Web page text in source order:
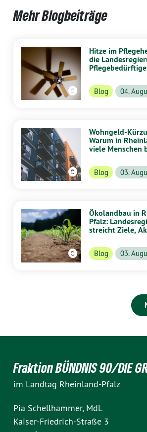
Mehr Blogbeiträge
Hitze im
die
Blog 04.
Wohngeld-
Warum in
viele Menschen
Blog 03.
Ökolandbau in
Pfalz:
streicht Ziele,
Blog 03.
Fraktion BÜNDNIS 90/DIE
im Landtag Rheinland-Pfalz
Pia Schellhammer, MdL
Kaiser-Friedrich-Straße 3